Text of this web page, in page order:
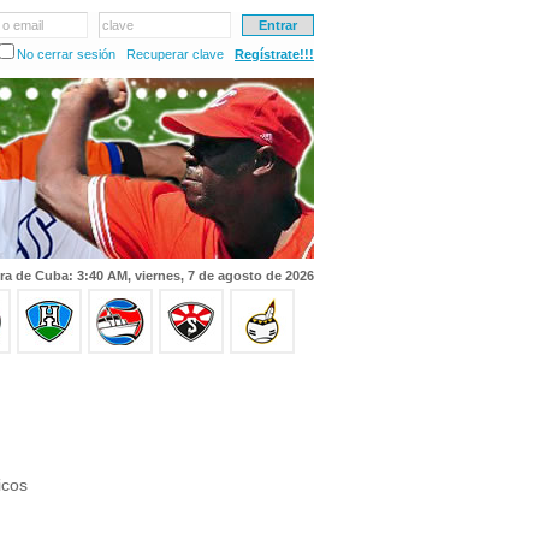
email
clave
No cerrar sesión
Recuperar clave Regístrate!!!
de Cuba: 3:40 AM, viernes, 7 de agosto de 2026